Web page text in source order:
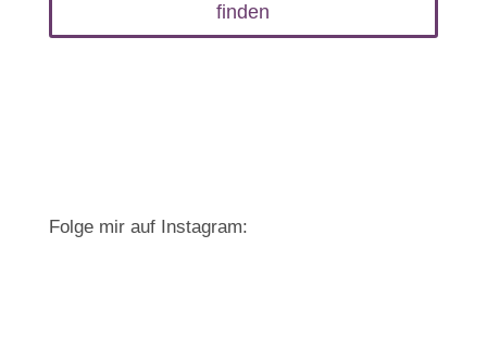
finden
Folge mir auf Instagram: